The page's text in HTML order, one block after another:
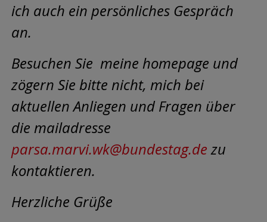
ich auch ein persönliches Gespräch
an.
Besuchen Sie meine homepage und
zögern Sie bitte nicht, mich bei
aktuellen Anliegen und Fragen über
die mailadresse
parsa.marvi.wk@bundestag.dezu
kontaktieren.
Herzliche Grüße